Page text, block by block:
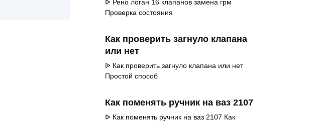
ᐉ Рено логан 16 клапанов замена грм
Проверка состояния
Как проверить загнуло клапана
или нет
ᐉ Как проверить загнуло клапана или нет
Простой способ
Как поменять ручник на ваз 2107
ᐉ Как поменять ручник на ваз 2107 Как